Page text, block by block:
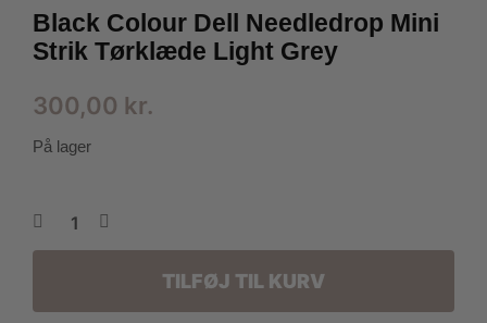
Black Colour Dell Needledrop Mini
Strik Tørklæde Light Grey
300,00 kr.
På lager
TILFØJ TIL KURV